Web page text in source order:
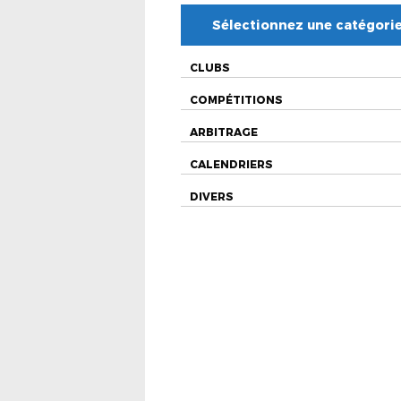
Sélectionnez une
CLUBS
COMPÉTITIONS
ARBITRAGE
CALENDRIERS
DIVERS